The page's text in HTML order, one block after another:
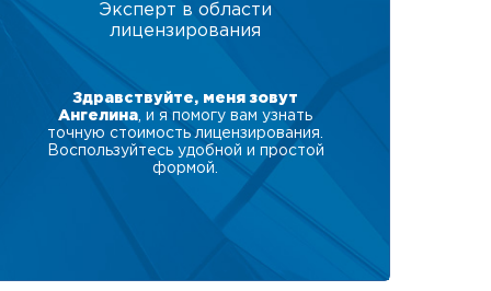
Эксперт в области
лицензирования
Здравствуйте, меня зовут
Ангелина , и я помогу вам узнать
точную стоимость лицензирования.
Воспользуйтесь удобной и простой
формой.